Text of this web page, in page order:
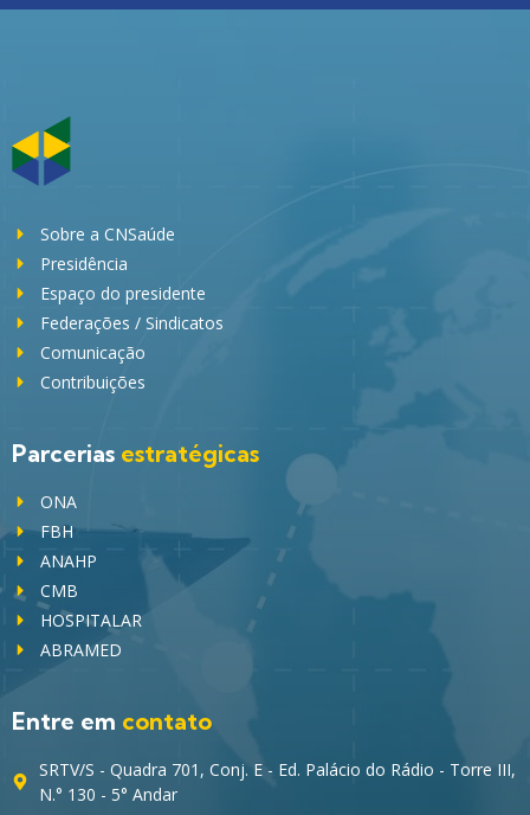
Sobre a CNSaúde
Presidência
Espaço do presidente
Federações / Sindicatos
Comunicação
Contribuições
Parcerias estratégicas
ONA
FBH
ANAHP
CMB
HOSPITALAR
ABRAMED
Entre em contato
SRTV/S - Quadra 701, Conj. E - Ed. Palácio do Rádio - Torre III,
N.° 130 - 5° Andar